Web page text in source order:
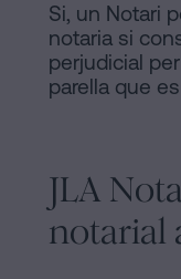
Si, un Notari
notaria si
perjudicial
parella que
JLA
notarial